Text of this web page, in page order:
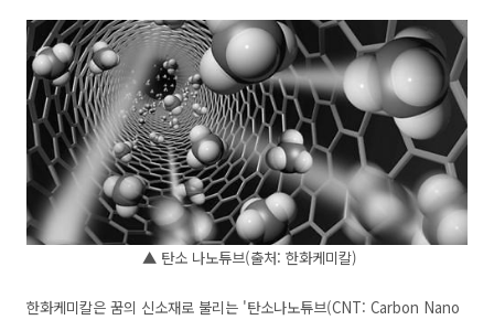
▲ 탄소 나노튜브(출처: 한화케미칼)
한화케미칼은 꿈의 신소재로 불리는 '탄소나노튜브(CNT: Carbon Nano